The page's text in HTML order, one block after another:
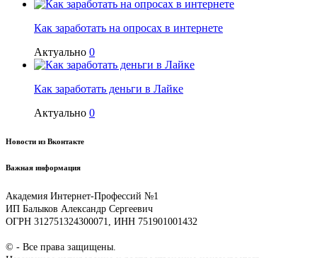
Как заработать на опросах в интернете
Актуально 0
Как заработать деньги в Лайке
Актуально 0
Новости из Вконтакте
Важная информация
Академия Интернет-Профессий №1
ИП Балыков Александр Сергеевич
ОГРН 312751324300071, ИНН 751901001432
© - Все права защищены.